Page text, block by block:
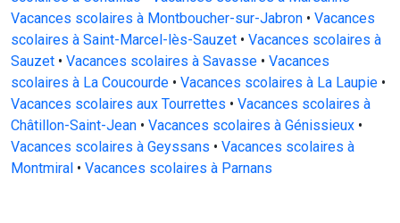
Vacances scolaires à Montboucher-sur-Jabron • Vacances
scolaires à Saint-Marcel-lès-Sauzet • Vacances scolaires à
Sauzet • Vacances scolaires à Savasse • Vacances
scolaires à La Coucourde • Vacances scolaires à La Laupie •
Vacances scolaires aux Tourrettes • Vacances scolaires à
Châtillon-Saint-Jean • Vacances scolaires à Génissieux •
Vacances scolaires à Geyssans • Vacances scolaires à
Montmiral • Vacances scolaires à Parnans